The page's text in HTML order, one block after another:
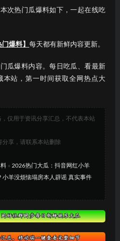
次热门瓜爆料如下，一起在线吃
门爆料】 每天都有新鲜内容更新。
瓜爆料内容。每日吃瓜、看最新
本站，第一时间获取全网热点大
仅用于资讯分享汇总，不代表本站
分享，请联系本站删除
» 2026热门大瓜：抖音网红小羊
羊没烦恼塌房本人辟谣 真实事件